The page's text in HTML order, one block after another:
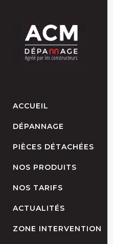
ACCUEIL
DÉPANNAGE
PIÈCES DÉTACHÉES
NOS PRODUITS
NOS TARIFS
ACTUALITÉS
ZONE INTERVENTION